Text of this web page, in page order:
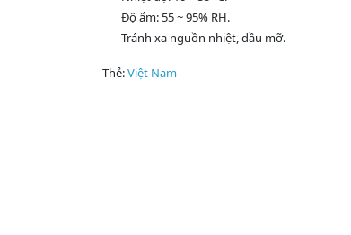
Độ ẩm: 55 ~ 95% RH.
Tránh xa nguồn nhiệt, dầu mỡ.
Thẻ:Việt Nam